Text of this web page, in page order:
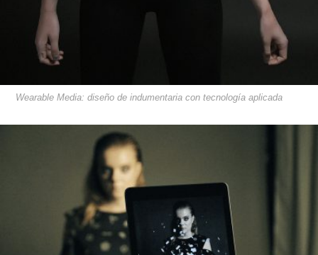
Wearable Media: diseño de indumentaria con tecnología aplicada